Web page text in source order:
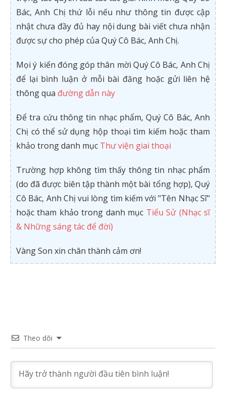
Bác, Anh Chị thứ lỗi nếu như thông tin được cập
nhật chưa đầy đủ hay nội dung bài viết chưa nhận
được sự cho phép của Quý Cô Bác, Anh Chị.
Mọi ý kiến đóng góp thân mời Quý Cô Bác, Anh Chị
để lại bình luận ở mỗi bài đăng hoặc gửi liên hệ
thông qua đường dẫn này
Để tra cứu thông tin nhạc phẩm, Quý Cô Bác, Anh
Chị có thể sử dụng hộp thoại tìm kiếm hoặc tham
khảo trong danh mục Thư viện giai thoại
Trường hợp không tìm thấy thông tin nhạc phẩm
(do đã được biên tập thành một bài tổng hợp), Quý
Cô Bác, Anh Chị vui lòng tìm kiếm với "Tên Nhạc Sĩ"
hoặc tham khảo trong danh mục Tiểu Sử (Nhạc sĩ
& Những sáng tác để đời)
Vàng Son xin chân thành cảm ơn!
Theo dõi